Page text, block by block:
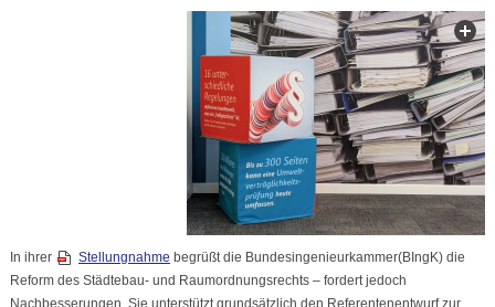
In ihrer Stellungnahme begrüßt die Bundesingenieurkammer(BIngK) die
Reform des Städtebau- und Raumordnungsrechts – fordert jedoch
Nachbesserungen. Sie unterstützt grundsätzlich den Referentenentwurf zur